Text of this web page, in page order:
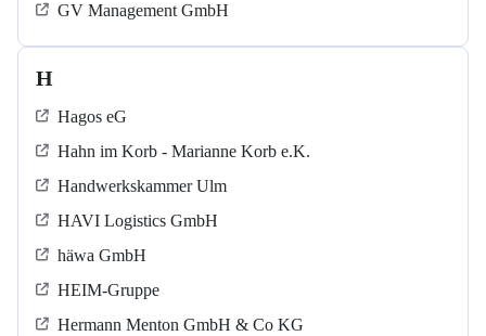
GV Management GmbH
H
Hagos eG
Hahn im Korb - Marianne Korb e.K.
Handwerkskammer Ulm
HAVI Logistics GmbH
häwa GmbH
HEIM-Gruppe
Hermann Menton GmbH & Co KG